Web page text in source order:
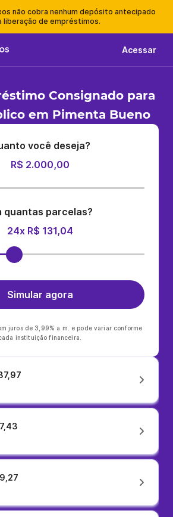
não cobra nenhum depósito antecipado
liberação de empréstimos.
Acessar
Consignado para
em Pimenta Bueno
você deseja?
R$ 2.000,00
quantas parcelas?
24x R$ 131,04
Simular agora
juros de 3,99% a.m. e pode variar conforme
instituição financeira.